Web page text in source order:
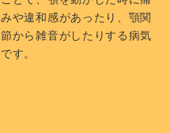
みや違和感があったり、顎関
節から雑音がしたりする病気
です。